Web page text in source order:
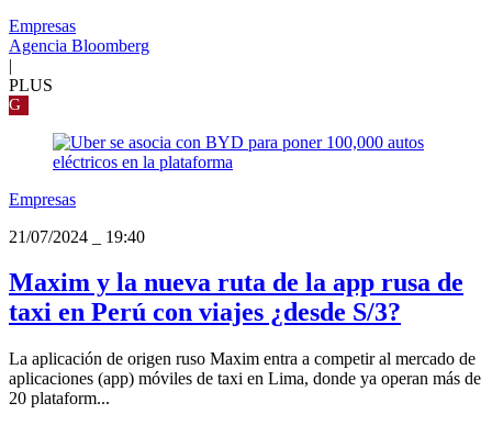
Empresas
Agencia Bloomberg
|
PLUS
G
Empresas
21/07/2024
19:40
Maxim y la nueva ruta de la app rusa de
taxi en Perú con viajes ¿desde S/3?
La aplicación de origen ruso Maxim entra a competir al mercado de
aplicaciones (app) móviles de taxi en Lima, donde ya operan más de
20 plataform...